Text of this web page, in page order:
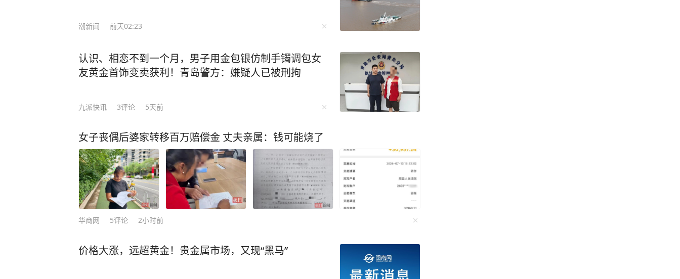
潮新闻 前天02:23
认识、相恋不到一个月，男子用金包银仿制手镯调包女
友黄金首饰变卖获利！青岛警方：嫌疑人已被刑拘
九派快讯 3评论 5天前
女子丧偶后婆家转移百万赔偿金 丈夫亲属：钱可能烧了
华商网 5评论 2小时前
价格大涨，远超黄金！贵金属市场，又现“黑马”